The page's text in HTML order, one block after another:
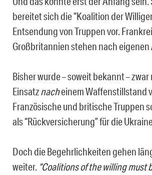
bereitet sich die “Koalition der
Entsendung von Truppen vor.
Großbritannien stehen nach
Bisher wurde – soweit bekannt – zwar
Einsatznacheinem Waffenstillstand
Französische und britische Truppen
als “Rückversicherung” für die
Doch die Begehrlichkeiten gehen
weiter. “Coalitions of the willing must